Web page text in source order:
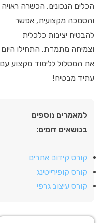
הכלים הנכונים, הכשרה ראויה
והסמכה מקצועית, אפשר
להבטיח יציבות כלכלית
וצמיחה מתמדת. התחילו היום
את המסלול ללימוד מקצוע עם
עתיד מבטיח!
למאמרים נוספים
בנושאים דומים:
קורס קידום אתרים
קורס קופירייטינג
קורס עיצוב גרפי